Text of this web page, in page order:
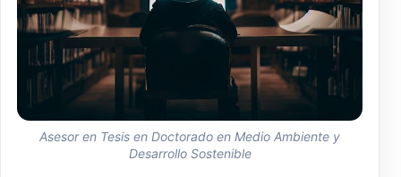
Asesor en Tesis en Doctorado en Medio Ambiente y
Desarrollo Sostenible